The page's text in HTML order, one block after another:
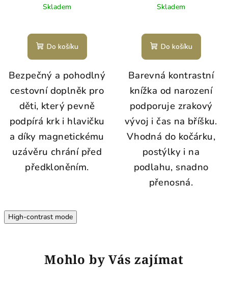
Skladem
Do košíku
Bezpečný a pohodlný
cestovní doplněk pro
děti, který pevně
podpírá krk i hlavičku
a díky magnetickému
uzávěru chrání před
předkloněním.
Skladem
Do košíku
Barevná kontrastní
knížka od narození
podporuje zrakový
vývoj i čas na bříšku.
Vhodná do kočárku,
postýlky i na
podlahu, snadno
přenosná.
High-contrast mode
Mohlo by Vás zajímat